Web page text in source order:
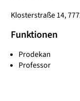
Klosterstraße 14,
Funktionen
Prodekan
Professor